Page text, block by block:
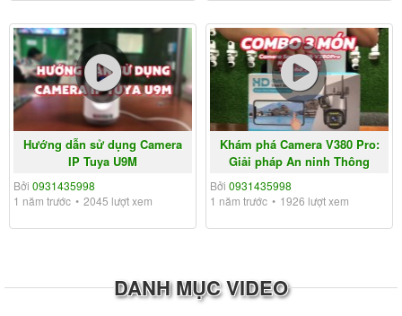
Hướng dẫn sử dụng Camera
IP Tuya U9M
Bởi 0931435998
1 năm trước
2045 lượt xem
Khám phá Camera V380 Pro:
Giải pháp An ninh Thông
minh cho Gia...
Bởi 0931435998
1 năm trước
1926 lượt xem
DANH MỤC VIDEO